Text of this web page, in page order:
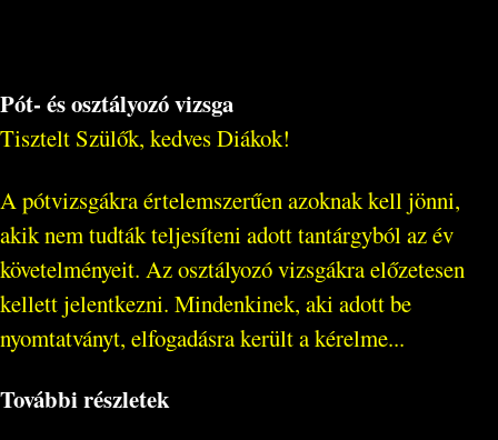
Pót- és osztályozó vizsga
Tisztelt Szülők, kedves Diákok!
A pótvizsgákra értelemszerűen azoknak kell jönni,
akik nem tudták teljesíteni adott tantárgyból az év
követelményeit. Az osztályozó vizsgákra előzetesen
kellett jelentkezni. Mindenkinek, aki adott be
nyomtatványt, elfogadásra került a kérelme...
További részletek